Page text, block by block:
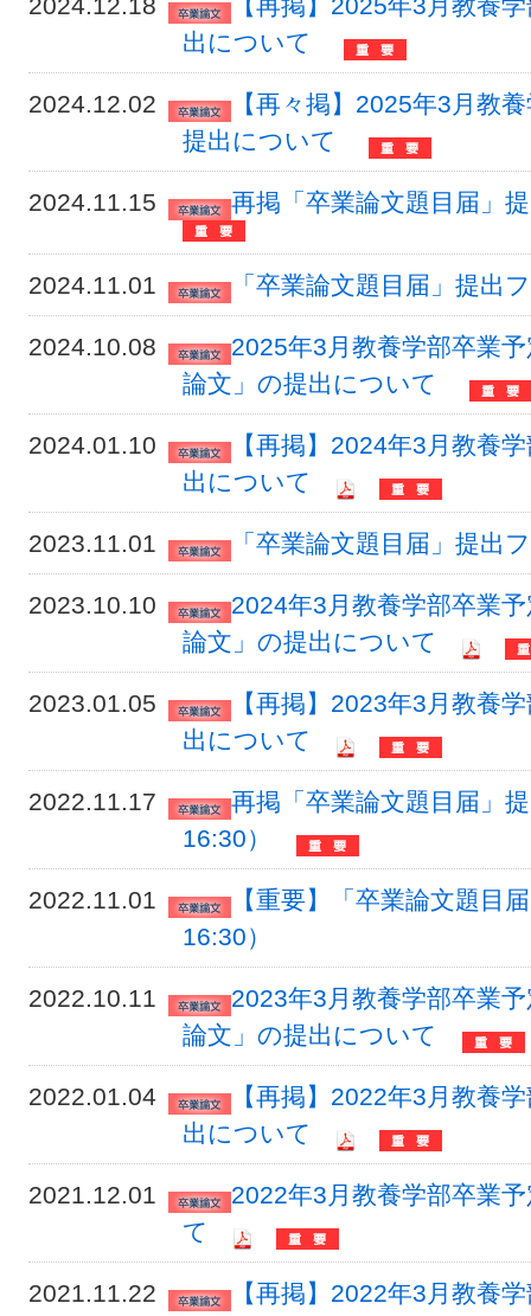
出について
2024.12.02
【再々掲】2025年3月教
提出について
2024.11.15 再掲「卒業論文題目届」
2024.11.01 「卒業論文題目届」提出
2024.10.08
2025年3月教養学部卒業
論文」の提出について
2024.01.10
【再掲】2024年3月教養
出について
2023.11.01 「卒業論文題目届」提出
2023.10.10
2024年3月教養学部卒業
論文」の提出について
2023.01.05
【再掲】2023年3月教養
出について
2022.11.17
再掲「卒業論文題目届」
16:30）
2022.11.01
【重要】「卒業論文題目
16:30）
2022.10.11
2023年3月教養学部卒業
論文」の提出について
2022.01.04
【再掲】2022年3月教養
出について
2021.12.01
2022年3月教養学部卒業
て
2021.11.22 【再掲】2022年3月教養